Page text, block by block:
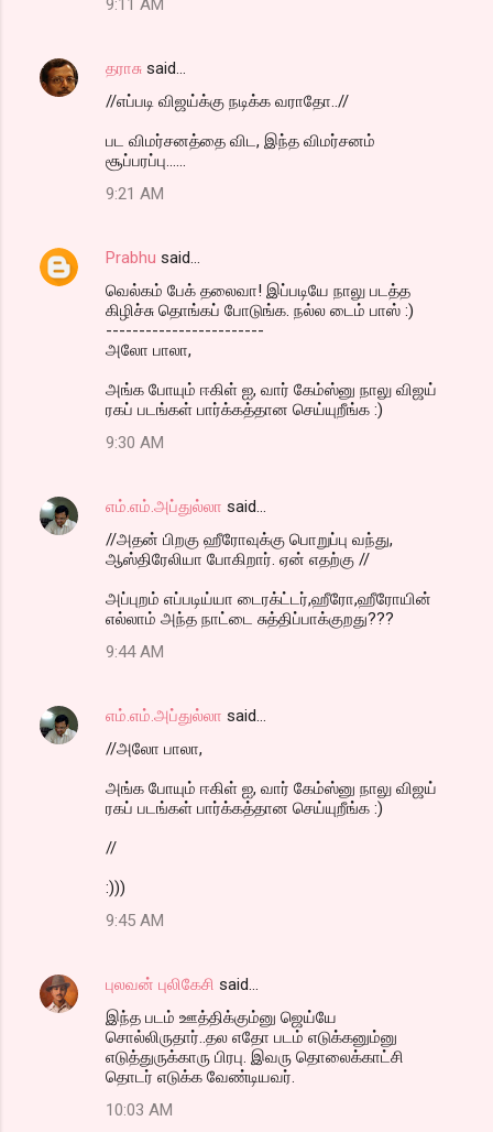
தராசு said…
//எப்படி விஜய்க்கு நடிக்க வராதோ..//
பட விமர்சனத்தை விட, இந்த விமர்சனம்
சூப்பரப்பு......
9:21 AM
Prabhu said…
வெல்கம் பேக் தலைவா! இப்படியே நாலு படத்த
கிழிச்சு தொங்கப் போடுங்க. நல்ல டைம் பாஸ் :)
------------------------
அலோ பாலா,
அங்க போயும் ஈகிள் ஐ, வார் கேம்ஸ்னு நாலு விஜய்
ரகப் படங்கள் பார்க்கத்தான செய்யுறீங்க :)
9:30 AM
எம்.எம்.அப்துல்லா said…
//அதன் பிறகு ஹீரோவுக்கு பொறுப்பு வந்து,
ஆஸ்திரேலியா போகிறார். ஏன் எதற்கு //
அப்புறம் எப்படிய்யா டைரக்ட்டர்,ஹீரோ,ஹீரோயின்
எல்லாம் அந்த நாட்டை சுத்திப்பாக்குறது???
9:44 AM
எம்.எம்.அப்துல்லா said…
//அலோ பாலா,
அங்க போயும் ஈகிள் ஐ, வார் கேம்ஸ்னு நாலு விஜய்
ரகப் படங்கள் பார்க்கத்தான செய்யுறீங்க :)
//
:)))
9:45 AM
புலவன் புலிகேசி said…
இந்த படம் ஊத்திக்கும்னு ஜெய்யே
சொல்லிருதார்..தல எதோ படம் எடுக்கனும்னு
எடுத்துருக்காரு பிரபு. இவரு தொலைக்காட்சி
தொடர் எடுக்க வேண்டியவர்.
10:03 AM